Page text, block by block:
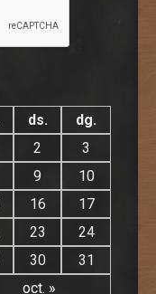
ds. dg.
oct. »
2
3
9
10
16
17
23
24
30 31